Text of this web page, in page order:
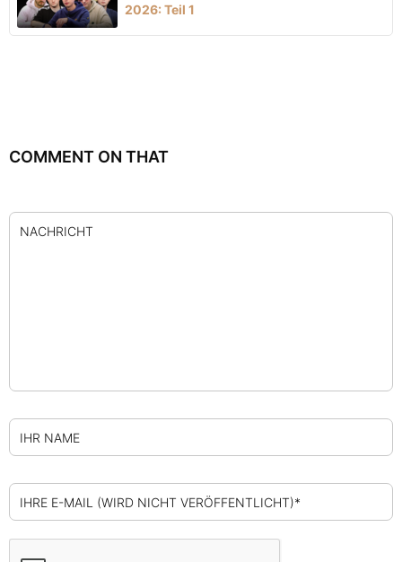
2026: Teil 1
COMMENT ON THAT
NACHRICHT
IHR NAME
IHRE E-MAIL (WIRD NICHT VERÖFFENTLICHT)*